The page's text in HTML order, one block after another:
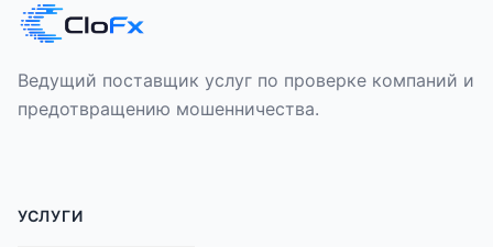
Ведущий поставщик услуг по проверке компаний и
предотвращению мошенничества.
УСЛУГИ